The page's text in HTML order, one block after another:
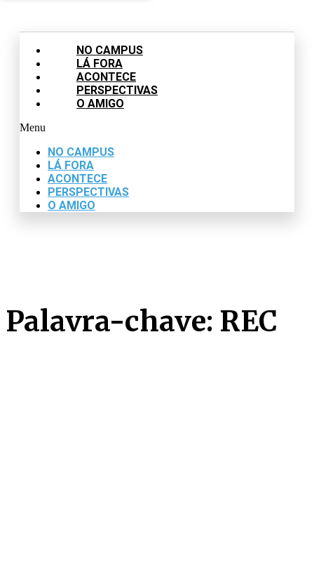
NO CAMPUS
LÁ FORA
ACONTECE
PERSPECTIVAS
O AMIGO
Menu
NO CAMPUS
LÁ FORA
ACONTECE
PERSPECTIVAS
O AMIGO
Palavra-chave: REC